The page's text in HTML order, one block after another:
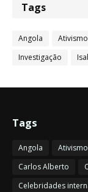
Tags
Angola Ativismo
Investigação
Tags
Angola Ativismo
Carlos Alberto
Celebridades